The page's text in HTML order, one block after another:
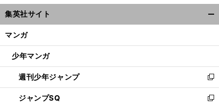
ウ
ィ
ン
ウ
開
く
集英社サイト
マンガ
少年マンガ
週刊少年ジャンプ
新
し
い
ジャンプSQ
新